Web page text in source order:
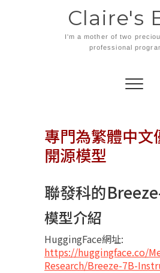
Claire's
I'm a mother of two
professional
專門為繁體中文
開源模型
聯發科的
模型介紹
HuggingFace網址:
https://huggingface.co/
Research/Breeze-7B-